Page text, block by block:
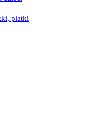
płatki